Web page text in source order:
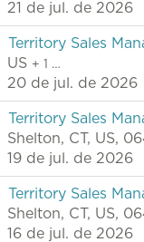
21 de jul. de 2026
Territory Sales
US + 1 …
20 de jul. de 2026
Territory Sales
Shelton, CT, US,
19 de jul. de 2026
Territory Sales
Shelton, CT, US,
16 de jul. de 2026